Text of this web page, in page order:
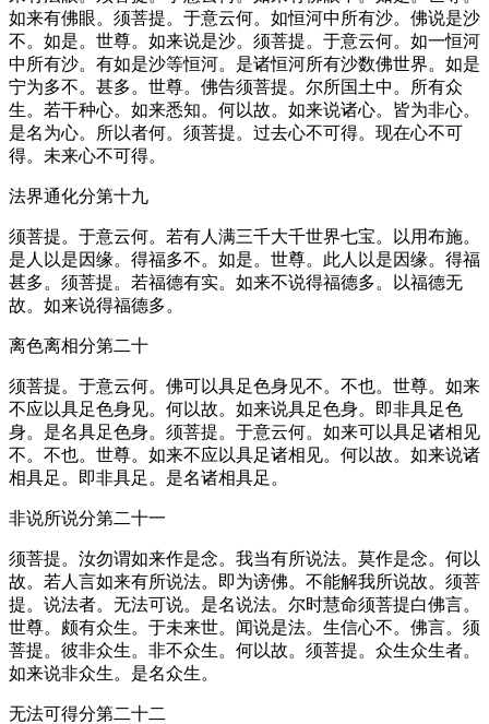
如来有佛眼。须菩提。于意云何。如恒河中所有沙。佛说是沙
不。如是。世尊。如来说是沙。须菩提。于意云何。如一恒河
中所有沙。有如是沙等恒河。是诸恒河所有沙数佛世界。如是
宁为多不。甚多。世尊。佛告须菩提。尔所国土中。所有众
生。若干种心。如来悉知。何以故。如来说诸心。皆为非心。
是名为心。所以者何。须菩提。过去心不可得。现在心不可
得。未来心不可得。
法界通化分第十九
须菩提。于意云何。若有人满三千大千世界七宝。以用布施。
是人以是因缘。得福多不。如是。世尊。此人以是因缘。得福
甚多。须菩提。若福德有实。如来不说得福德多。以福德无
故。如来说得福德多。
离色离相分第二十
须菩提。于意云何。佛可以具足色身见不。不也。世尊。如来
不应以具足色身见。何以故。如来说具足色身。即非具足色
身。是名具足色身。须菩提。于意云何。如来可以具足诸相见
不。不也。世尊。如来不应以具足诸相见。何以故。如来说诸
相具足。即非具足。是名诸相具足。
非说所说分第二十一
须菩提。汝勿谓如来作是念。我当有所说法。莫作是念。何以
故。若人言如来有所说法。即为谤佛。不能解我所说故。须菩
提。说法者。无法可说。是名说法。尔时慧命须菩提白佛言。
世尊。颇有众生。于未来世。闻说是法。生信心不。佛言。须
菩提。彼非众生。非不众生。何以故。须菩提。众生众生者。
如来说非众生。是名众生。
无法可得分第二十二